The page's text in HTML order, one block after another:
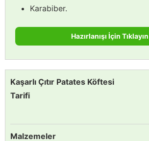
Karabiber.
Hazırlanışı İçin Tıklayın
Kaşarlı Çıtır Patates Köftesi
Tarifi
Malzemeler